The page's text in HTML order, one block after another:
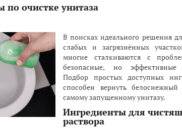
очистке унитаза
В поисках идеального решения
слабых и загрязнённых
многие сталкиваются с
безопасные, но эффективные
Подбор простых доступных
способен вернуть
самому запущенному унитазу.
Ингредиенты для
раствора